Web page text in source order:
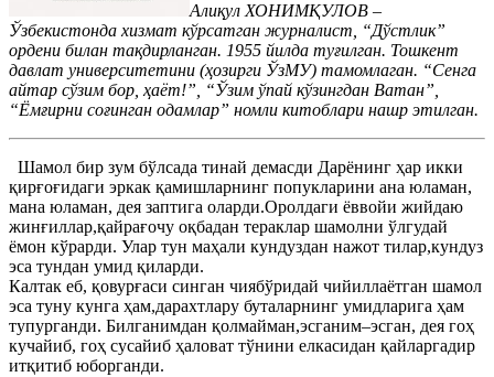
Алиқул ХОНИМҚУЛОВ –
Ўзбекистонда хизмат кўрсатган журналист, “Дўстлик”
ордени билан тақдирланган. 1955 йилда туғилган. Тошкент
давлат университетини (ҳозирги ЎзМУ) тамомлаган. “Сенга
айтар сўзим бор, ҳаёт!”, “Ўзим ўпай кўзингдан Ватан”,
“Ёмғирни соғинган одамлар” номли китоблари нашр этилган.
Шамол бир зум бўлсада тинай демасди Дарёнинг ҳар икки
қирғоғидаги эркак қамишларнинг попукларини ана юламан,
мана юламан, дея заптига оларди.Оролдаги ёввойи жийдаю
жинғиллар,қайрағочу оқбадан тераклар шамолни ўлгудай
ёмон кўрарди. Улар тун маҳали кундуздан нажот тилар,кундуз
эса тундан умид қиларди.
Калтак еб, қовурғаси синган чиябўридай чийиллаётган шамол
эса туну кунга ҳам,дарахтлару буталарнинг умидларига ҳам
тупурганди. Билганимдан қолмайман,эсганим–эсган, дея гоҳ
кучайиб, гоҳ сусайиб ҳаловат тўнини елкасидан қайларгадир
итқитиб юборганди.